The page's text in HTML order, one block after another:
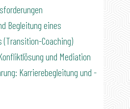
Begleitung eines
Coaching)
und Mediation
Karrierebegleitung und -